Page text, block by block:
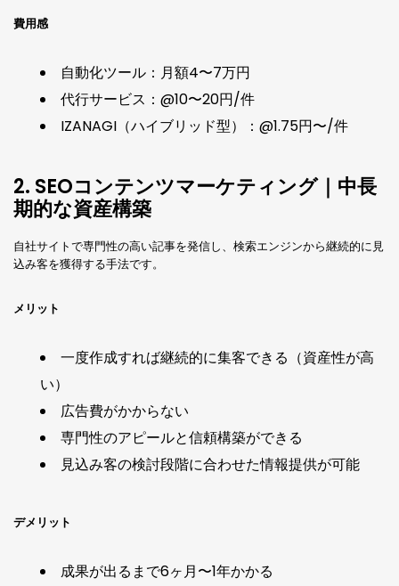
費用感
自動化ツール：月額4〜7万円
代行サービス：@10〜20円/件
IZANAGI（ハイブリッド型）：@1.75円〜/件
2. SEOコンテンツマーケティング｜中長
期的な資産構築
自社サイトで専門性の高い記事を発信し、検索エンジンから継続的に見
込み客を獲得する手法です。
メリット
一度作成すれば継続的に集客できる（資産性が高
い）
広告費がかからない
専門性のアピールと信頼構築ができる
見込み客の検討段階に合わせた情報提供が可能
デメリット
成果が出るまで6ヶ月〜1年かかる